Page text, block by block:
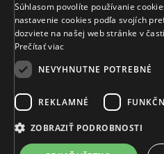
Sídlo spoločnosti
© MIKUŠ DIAMONDS, A.S. 2026.
Súhlasom povolíte používanie
nastavenie cookies podľa svojích
dozviete na našej web stránke v
Prečítať viac
NEVYHNUTNE POTREBNÉ
REKLAMNÉ
ZOBRAZIŤ PODROBNOSTI